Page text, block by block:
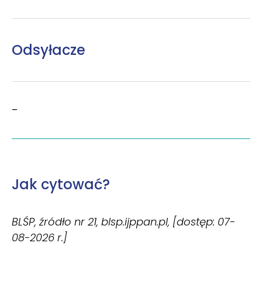
Odsyłacze
–
Jak cytować?
BLŚP, źródło nr 21, blsp.ijppan.pl, [dostęp: 07-
08-2026 r.]